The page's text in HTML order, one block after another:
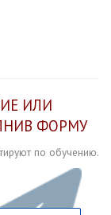
ИЛИ
ФОРМУ
по обучению.